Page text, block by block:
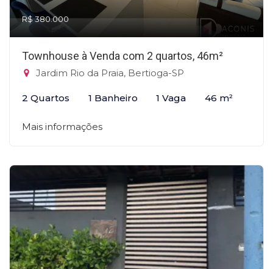
R$ 380.000
Townhouse à Venda com 2 quartos, 46m²
Jardim Rio da Praia, Bertioga-SP
2 Quartos 1 Banheiro 1 Vaga 46 m²
Mais informações